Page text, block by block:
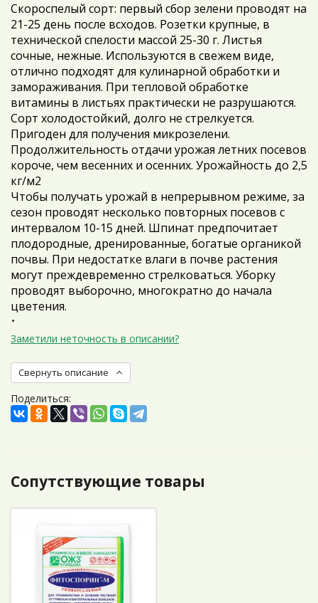
Скороспелый сорт: первый сбор зелени проводят на
21-25 день после всходов. Розетки крупные, в
технической спелости массой 25-30 г. Листья
сочные, нежные. Используются в свежем виде,
отлично подходят для кулинарной обработки и
замораживания. При тепловой обработке
витамины в листьях практически не разрушаются.
Сорт холодостойкий, долго не стрелкуется.
Пригоден для получения микрозелени.
Продолжительность отдачи урожая летних посевов
короче, чем весенних и осенних. Урожайность до 2,5
кг/м2
Чтобы получать урожай в непрерывном режиме, за
сезон проводят несколько повторных посевов с
интервалом 10-15 дней. Шпинат предпочитает
плодородные, дренированные, богатые органикой
почвы. При недостатке влаги в почве растения
могут преждевременно стрелковаться. Уборку
проводят выборочно, многократно до начала
цветения.
Заметили неточность в описании?
Свернуть описание
Поделиться:
Сопутствующие товары